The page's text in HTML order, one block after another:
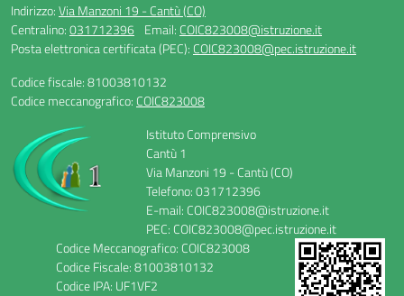
Indirizzo:Via Manzoni 19 - Cantù (CO)
Centralino:031712396 Email: COIC823008@istruzione.it
Posta elettronica certificata (PEC): COIC823008@pec.istruzione.it
Codice fiscale: 81003810132
Codice meccanografico: COIC823008
Istituto Comprensivo
Cantù 1
Via Manzoni 19 - Cantù (CO)
Telefono: 031712396
E-mail: COIC823008@istruzione.it
PEC: COIC823008@pec.istruzione.it
Codice Meccanografico: COIC823008
Codice Fiscale: 81003810132
Codice IPA: UF1VF2